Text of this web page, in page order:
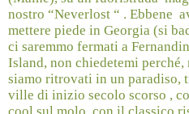
nostro “Neverlost “ . Ebbene
mettere piede in Georgia (si
ci saremmo fermati a
Island, non chiedetemi
siamo ritrovati in un paradiso,
ville di inizio secolo scorso ,